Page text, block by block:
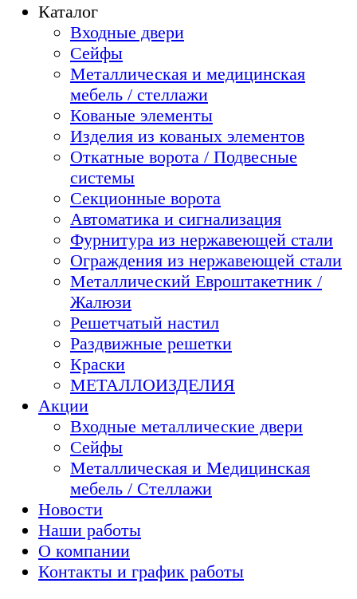
Каталог
Входные двери
Сейфы
Металлическая и медицинская
мебель / стеллажи
Кованые элементы
Изделия из кованых элементов
Откатные ворота / Подвесные
системы
Секционные ворота
Автоматика и сигнализация
Фурнитура из нержавеющей стали
Ограждения из нержавеющей стали
Металлический Евроштакетник /
Жалюзи
Решетчатый настил
Раздвижные решетки
Краски
МЕТАЛЛОИЗДЕЛИЯ
Акции
Входные металлические двери
Сейфы
Металлическая и Медицинская
мебель / Стеллажи
Новости
Наши работы
О компании
Контакты и график работы